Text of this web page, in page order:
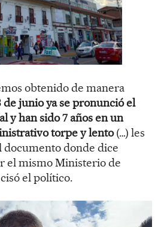
obtenido de manera
de junio ya se pronunció el
y han sido 7 años en un
torpe y lento(…) les
documento donde dice
el mismo Ministerio de
el político.